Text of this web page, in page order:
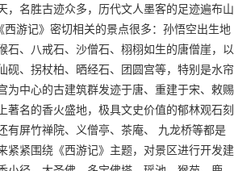
，名胜古迹众多，历代文人墨客的足迹遍布山
游记》密切相关的景点很多：孙悟空出生地
、八戒石、沙僧石、栩栩如生的唐僧崖，以
砚、拐杖柏、晒经石、团圆宫等，特别是水帘
为中心的古建筑群发迹于唐、重建于宋、敕赐
著名的香火盛地，极具文史价值的郁林观石刻
有屏竹禅院、义僧亭、茶庵、 九龙桥等都是
紧紧围绕《西游记》主题，对景区进行开发建